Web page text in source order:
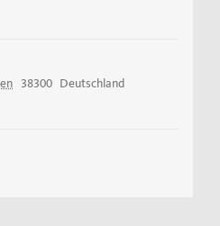
38300 Deutschland